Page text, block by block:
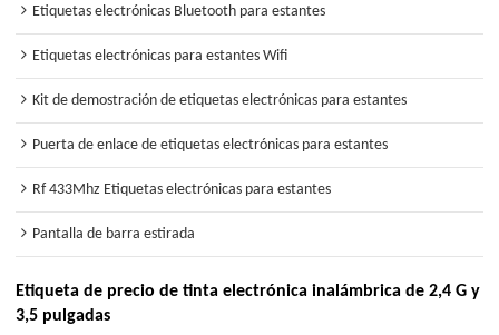
Etiquetas electrónicas Bluetooth para estantes
Etiquetas electrónicas para estantes Wifi
Kit de demostración de etiquetas electrónicas para estantes
Puerta de enlace de etiquetas electrónicas para estantes
Rf 433Mhz Etiquetas electrónicas para estantes
Pantalla de barra estirada
Etiqueta de precio de tinta electrónica inalámbrica de 2,4 G y
3,5 pulgadas